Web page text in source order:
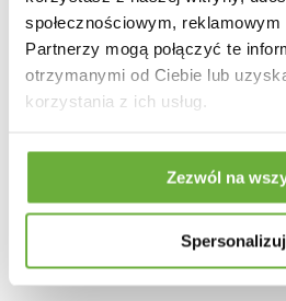
społecznościowym,
Partnerzy mogą połączyć te
otrzymanymi od Ciebie lub
korzystania z ich usług.
Zezwól na
Spersonalizuj
WITRYNA PORTO 100X40CM